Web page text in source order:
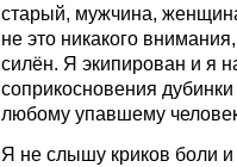
старый, мужчина,
не это никакого
силён. Я экипирован и я
соприкосновения
любому упавшему
Я не слышу криков боли